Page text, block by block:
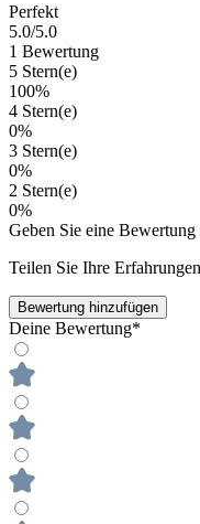
Perfekt
5.0/5.0
1 Bewertung
5 Stern(e)
100%
4 Stern(e)
0%
3 Stern(e)
0%
2 Stern(e)
0%
Geben Sie eine Bewertung
Teilen Sie Ihre
Bewertung hinzufügen
Deine Bewertung*